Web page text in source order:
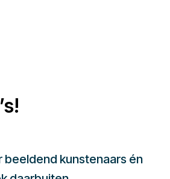
beeldend kunstenaars én